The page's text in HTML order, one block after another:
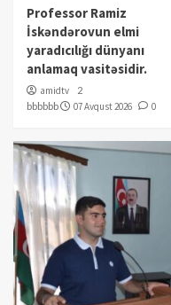
Professor Ramiz
İskəndərovun elmi
yaradıcılığı dünyanı
anlamaq vasitəsidir.
amidtv
2
bbbbbb
07 Avqust 2026 0